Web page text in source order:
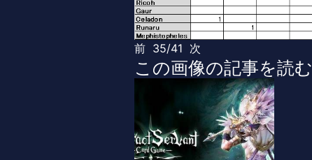
前 35/41 次
この画像の記事を読む